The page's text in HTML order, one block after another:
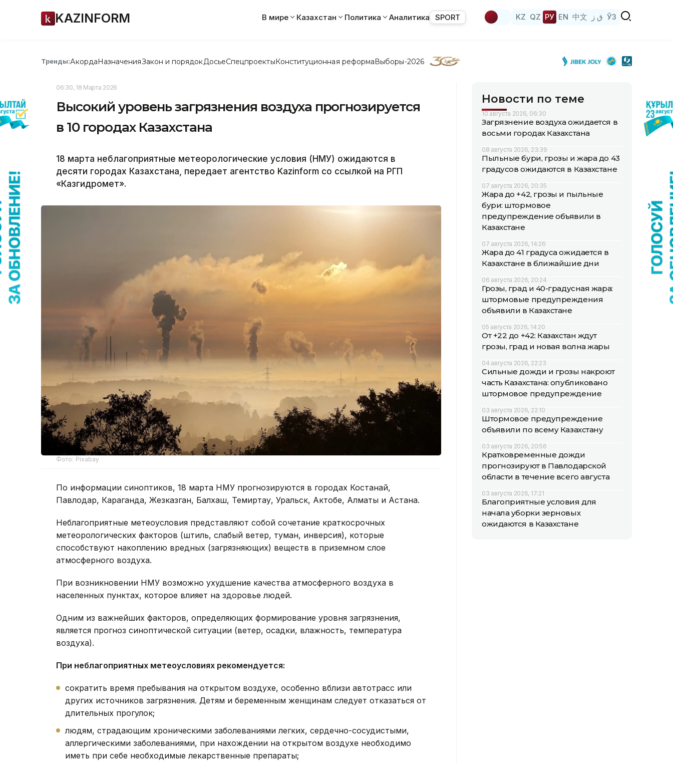
KAZINFORM В мире Казахстан Политика Аналитика SPORT KZ QZ РУ EN 中文 ق ز ЎЗ
Тренды:АкордаНазначенияЗакон и порядок ДосьеСпецпроектыКонституционная реформаВыборы-2026
06:30, 18 Марта 2026
Высокий уровень загрязнения воздуха прогнозируется
в 10 городах Казахстана
18 марта неблагоприятные метеорологические условия (НМУ) ожидаются в
десяти городах Казахстана, передает агентство Kazinform со ссылкой на РГП
«Казгидромет».
Фото: Pixabay
По информации синоптиков, 18 марта НМУ прогнозируются в городах Костанай,
Павлодар, Караганда, Жезказган, Балхаш, Темиртау, Уральск, Актобе, Алматы и Астана.
Неблагоприятные метеоусловия представляют собой сочетание краткосрочных
метеорологических факторов (штиль, слабый ветер, туман, инверсия), которые
способствуют накоплению вредных (загрязняющих) веществ в приземном слое
атмосферного воздуха.
При возникновении НМУ возможно ухудшение качества атмосферного воздуха в
населенных пунктах, которое влияет на здоровье людей.
Одним из важнейших факторов, определяющих формирование уровня загрязнения,
является прогноз синоптической ситуации (ветер, осадки, влажность, температура
воздуха).
При неблагоприятных метеоусловиях рекомендуется:
сократить время пребывания на открытом воздухе, особенно вблизи автотрасс или
других источников загрязнения. Детям и беременным женщинам следует отказаться от
длительных прогулок;
людям, страдающим хроническими заболеваниями легких, сердечно-сосудистыми,
аллергическими заболеваниями, при нахождении на открытом воздухе необходимо
иметь при себе необходимые лекарственные препараты;
Новости по теме
10 августа 2026, 06:30
Загрязнение воздуха ожидается в
восьми городах Казахстана
08 августа 2026, 23:39
Пыльные бури, грозы и жара до 43
градусов ожидаются в Казахстане
07 августа 2026, 20:35
Жара до +42, грозы и пыльные
бури: штормовое
предупреждение объявили в
Казахстане
07 августа 2026, 14:26
Жара до 41 градуса ожидается в
Казахстане в ближайшие дни
06 августа 2026, 20:24
Грозы, град и 40-градусная жара:
штормовые предупреждения
объявили в Казахстане
05 августа 2026, 14:20
От +22 до +42: Казахстан ждут
грозы, град и новая волна жары
04 августа 2026, 22:23
Сильные дожди и грозы накроют
часть Казахстана: опубликовано
штормовое предупреждение
03 августа 2026, 22:10
Штормовое предупреждение
объявили по всему Казахстану
03 августа 2026, 20:56
Кратковременные дожди
прогнозируют в Павлодарской
области в течение всего августа
03 августа 2026, 17:21
Благоприятные условия для
начала уборки зерновых
ожидаются в Казахстане